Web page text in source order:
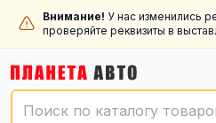
Внимание! У нас изменились
проверяйте реквизиты в